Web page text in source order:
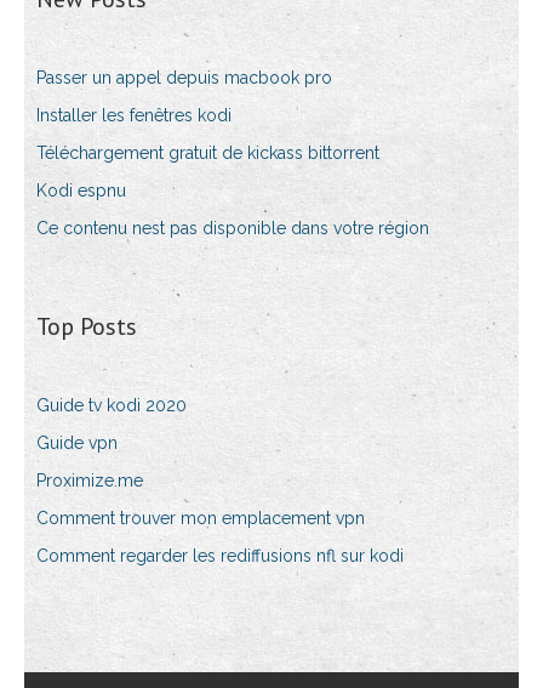
Passer un appel depuis macbook pro
Installer les fenêtres kodi
Téléchargement gratuit de kickass bittorrent
Kodi espnu
Ce contenu nest pas disponible dans votre région
Top Posts
Guide tv kodi 2020
Guide vpn
Proximize.me
Comment trouver mon emplacement vpn
Comment regarder les rediffusions nfl sur kodi